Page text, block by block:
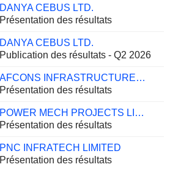
DANYA CEBUS LTD.
Présentation des résultats
DANYA CEBUS LTD.
Publication des résultats - Q2 2026
AFCONS INFRASTRUCTURE LIMITED
Présentation des résultats
POWER MECH PROJECTS LIMITED
Présentation des résultats
PNC INFRATECH LIMITED
Présentation des résultats